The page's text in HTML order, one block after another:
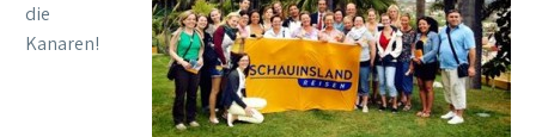
die
Kanaren!